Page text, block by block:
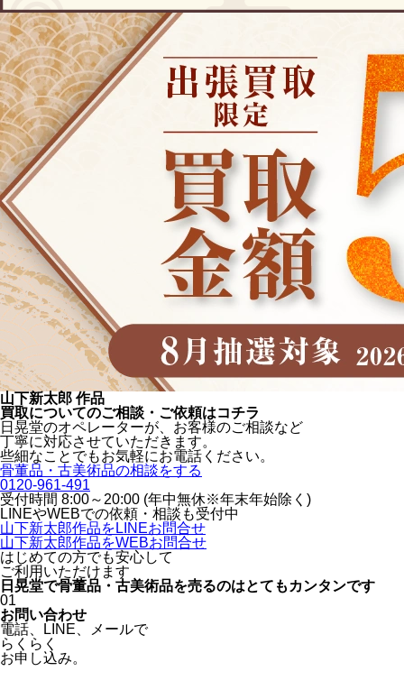
山下新太郎 作品
買取についてのご相談・ご依頼はコチラ
日晃堂のオペレーターが、お客様のご相談など
丁寧に対応させていただきます。
些細なことでもお気軽にお電話ください。
骨董品・古美術品の相談をする
0120-961-491
受付時間 8:00～20:00 (年中無休※年末年始除く)
LINEやWEBでの依頼・相談も受付中
山下新太郎作品をLINEお問合せ
山下新太郎作品をWEBお問合せ
はじめての方でも安心して
ご利用いただけます
日晃堂で骨董品・古美術品を売るのはとても カンタンです
01
お問い合わせ
電話、
LINE、
メールで
らくらく
お申し込み。